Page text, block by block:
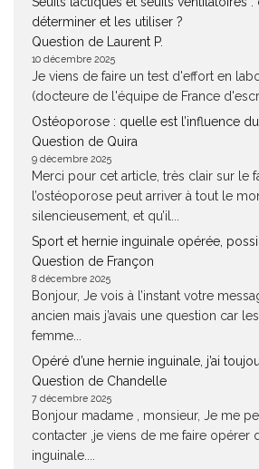
déterminer et les utiliser ?
Question de Laurent P.
10 décembre 2025
Je viens de faire un test d'effort en
(docteure de l'équipe de France
Ostéoporose : quelle est l’influence
Question de Quira
9 décembre 2025
Merci pour cet article, très clair sur le
l’ostéoporose peut arriver à tout le
silencieusement, et qu’il...
Sport et hernie inguinale opérée,
Question de Françon
8 décembre 2025
Bonjour, Je vois à l’instant votre
ancien mais j’avais une question car
femme...
Opéré d’une hernie inguinale, j’ai
Question de Chandelle
7 décembre 2025
Bonjour madame , monsieur, Je me
contacter ,je viens de me faire opérer
inguinale....